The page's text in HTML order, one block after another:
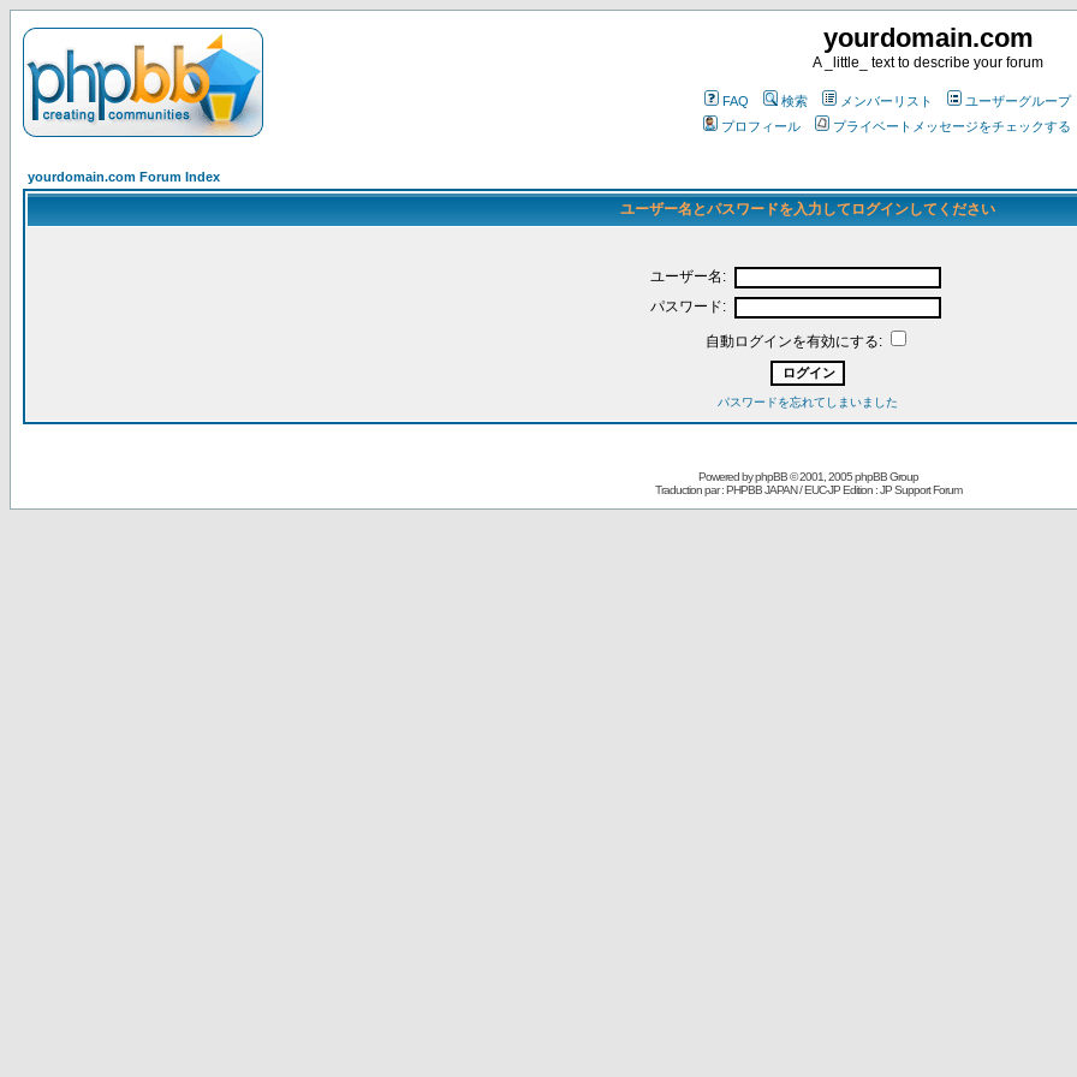
yourdomain.com
A _little_ text to describe your forum
FAQ 検索 メンバーリスト ユーザーグループ
プロフィール
プライベートメッセージをチェックする
yourdomain.com Forum Index
ユーザー名とパスワードを入力してログインしてください
ユーザー名:
パスワード:
自動ログインを有効にする:
パスワードを忘れてしまいました
Powered byphpBB© 2001, 2005 phpBB Group
Traduction par : PHPBB JAPAN / EUC-JP Edition :JP Support Forum